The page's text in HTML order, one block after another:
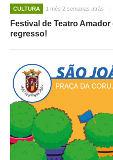
CULTURA 1 mês 2 semanas atrás
Festival de Teatro
regresso!